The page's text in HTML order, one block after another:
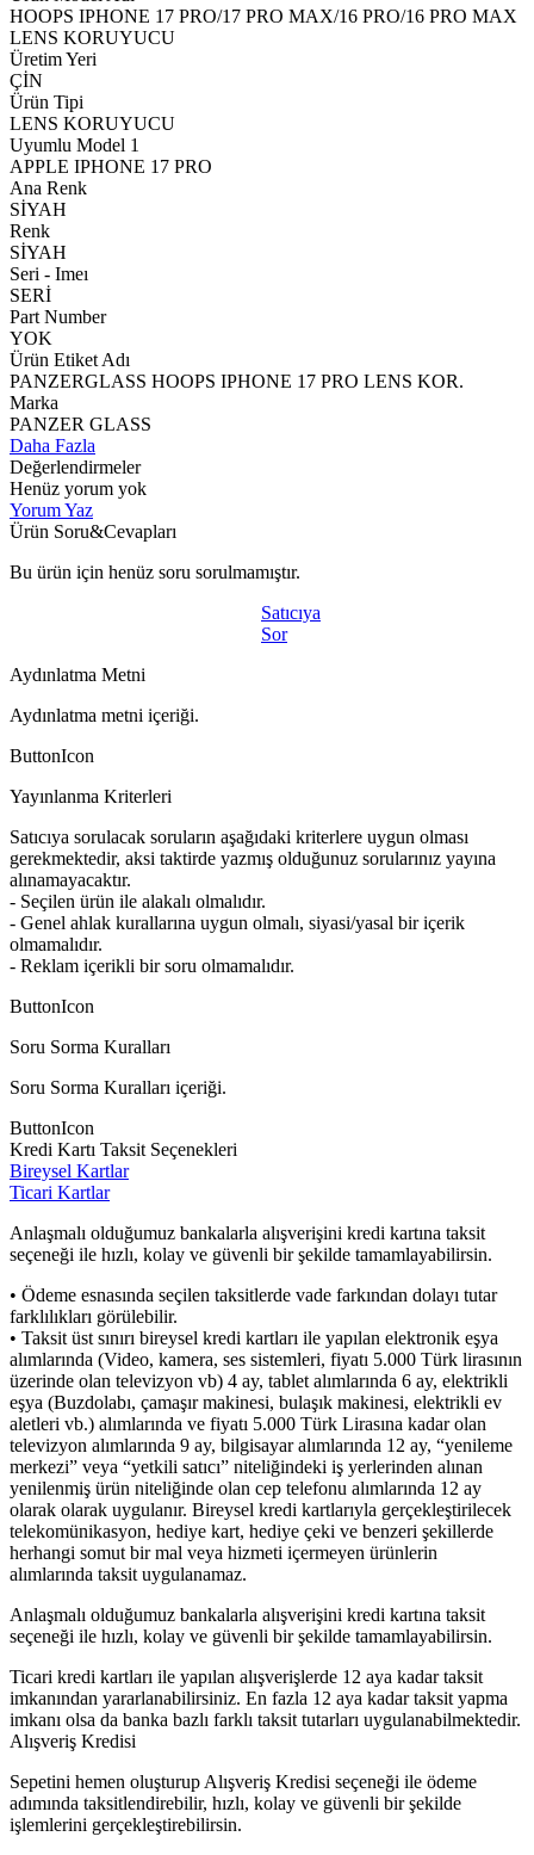
HOOPS IPHONE 17 PRO/17 PRO MAX/16 PRO/16 PRO MAX
LENS KORUYUCU
Üretim Yeri
ÇİN
Ürün Tipi
LENS KORUYUCU
Uyumlu Model 1
APPLE IPHONE 17 PRO
Ana Renk
SİYAH
Renk
SİYAH
Seri - Imeı
SERİ
Part Number
YOK
Ürün Etiket Adı
PANZERGLASS HOOPS IPHONE 17 PRO LENS KOR.
Marka
PANZER GLASS
Daha Fazla
Değerlendirmeler
Henüz yorum yok
Yorum Yaz
Ürün Soru&Cevapları
Bu ürün için henüz soru sorulmamıştır.
Satıcıya
Sor
Aydınlatma Metni
Aydınlatma metni içeriği.
ButtonIcon
Yayınlanma Kriterleri
Satıcıya sorulacak soruların aşağıdaki kriterlere uygun olması
gerekmektedir, aksi taktirde yazmış olduğunuz sorularınız yayına
alınamayacaktır.
- Seçilen ürün ile alakalı olmalıdır.
- Genel ahlak kurallarına uygun olmalı, siyasi/yasal bir içerik
olmamalıdır.
- Reklam içerikli bir soru olmamalıdır.
ButtonIcon
Soru Sorma Kuralları
Soru Sorma Kuralları içeriği.
ButtonIcon
Kredi Kartı Taksit Seçenekleri
Bireysel Kartlar
Ticari Kartlar
Anlaşmalı olduğumuz bankalarla alışverişini kredi kartına taksit
seçeneği ile hızlı, kolay ve güvenli bir şekilde tamamlayabilirsin.
• Ödeme esnasında seçilen taksitlerde vade farkından dolayı tutar
farklılıkları görülebilir.
• Taksit üst sınırı bireysel kredi kartları ile yapılan elektronik eşya
alımlarında (Video, kamera, ses sistemleri, fiyatı 5.000 Türk lirasının
üzerinde olan televizyon vb) 4 ay, tablet alımlarında 6 ay, elektrikli
eşya (Buzdolabı, çamaşır makinesi, bulaşık makinesi, elektrikli ev
aletleri vb.) alımlarında ve fiyatı 5.000 Türk Lirasına kadar olan
televizyon alımlarında 9 ay, bilgisayar alımlarında 12 ay, “yenileme
merkezi” veya “yetkili satıcı” niteliğindeki iş yerlerinden alınan
yenilenmiş ürün niteliğinde olan cep telefonu alımlarında 12 ay
olarak olarak uygulanır. Bireysel kredi kartlarıyla gerçekleştirilecek
telekomünikasyon, hediye kart, hediye çeki ve benzeri şekillerde
herhangi somut bir mal veya hizmeti içermeyen ürünlerin
alımlarında taksit uygulanamaz.
Anlaşmalı olduğumuz bankalarla alışverişini kredi kartına taksit
seçeneği ile hızlı, kolay ve güvenli bir şekilde tamamlayabilirsin.
Ticari kredi kartları ile yapılan alışverişlerde 12 aya kadar taksit
imkanından yararlanabilirsiniz. En fazla 12 aya kadar taksit yapma
imkanı olsa da banka bazlı farklı taksit tutarları uygulanabilmektedir.
Alışveriş Kredisi
Sepetini hemen oluşturup Alışveriş Kredisi seçeneği ile ödeme
adımında taksitlendirebilir, hızlı, kolay ve güvenli bir şekilde
işlemlerini gerçekleştirebilirsin.